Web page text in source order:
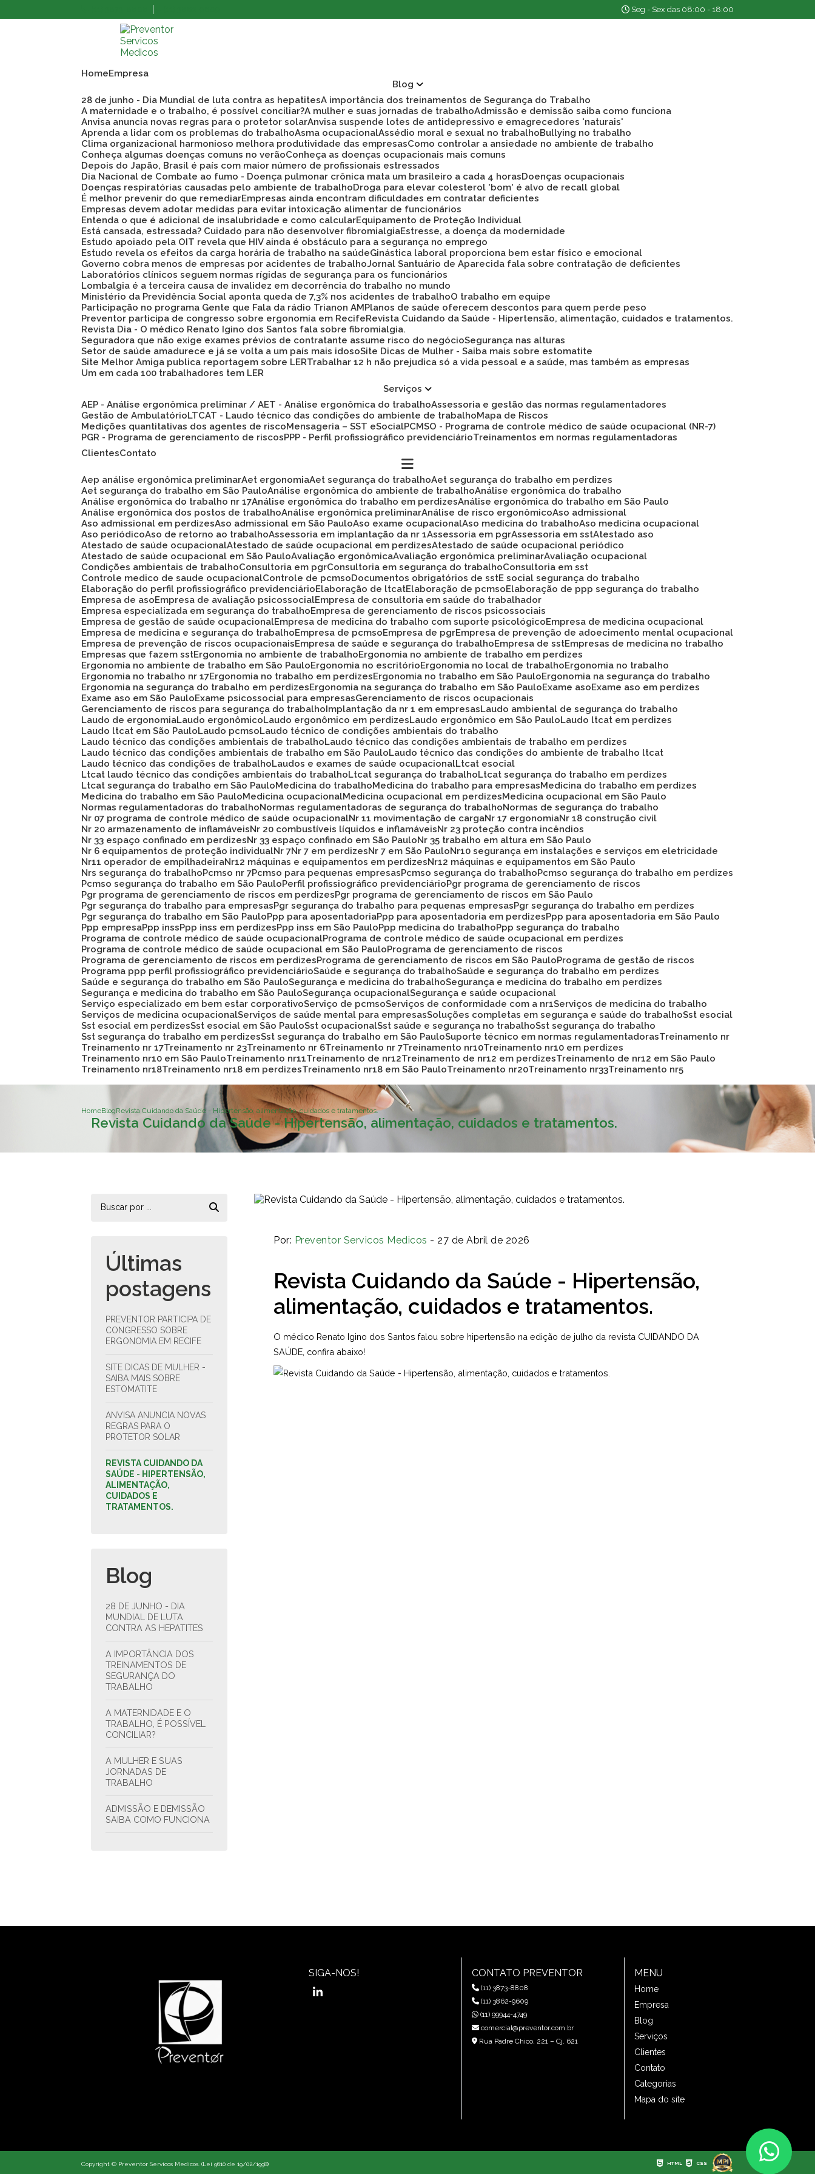
Seg - Sex das 08:00 - 18:00
Home
Empresa
Blog
28 de junho - Dia Mundial de luta contra as hepatites
A importância dos treinamentos de Segurança do Trabalho
A maternidade e o trabalho, é possível conciliar?
A mulher e suas jornadas de trabalho Admissão e demissão saiba como funciona
Anvisa anuncia novas regras para o protetor solar Anvisa suspende lotes de antidepressivo e emagrecedores 'naturais'
Aprenda a lidar com os problemas do trabalho Asma ocupacional Assédio moral e sexual no trabalho
Bullying no trabalho
Clima organizacional harmonioso melhora produtividade das empresas
Como controlar a ansiedade no ambiente de trabalho
Conheça algumas doenças comuns no verão
Conheça as doenças ocupacionais mais comuns
Depois do Japão, Brasil é país com maior número de profissionais estressados
Dia Nacional de Combate ao fumo - Doença pulmonar crônica mata um brasileiro a cada 4 horas
Doenças ocupacionais
Doenças respiratórias causadas pelo ambiente de trabalho
Droga para elevar colesterol 'bom' é alvo de recall global
É melhor prevenir do que remediar Empresas ainda encontram dificuldades em contratar deficientes
Empresas devem adotar medidas para evitar intoxicação alimentar de funcionários
Entenda o que é adicional de insalubridade e como calcular Equipamento de Proteção Individual
Está cansada, estressada? Cuidado para não desenvolver fibromialgia Estresse, a doença da modernidade
Estudo apoiado pela OIT revela que HIV ainda é obstáculo para a segurança no emprego
Estudo revela os efeitos da carga horária de trabalho na saúde
Ginástica laboral proporciona bem estar físico e emocional
Governo cobra menos de empresas por acidentes de trabalho Jornal Santuário de Aparecida fala sobre contratação de deficientes
Laboratórios clínicos seguem normas rígidas de segurança para os funcionários
Lombalgia é a terceira causa de invalidez em decorrência do trabalho no mundo
Ministério da Previdência Social aponta queda de 7,3% nos acidentes de trabalho
O trabalho em equipe
Participação no programa Gente que Fala da rádio Trianon AM
Planos de saúde oferecem descontos para quem perde peso
Preventor participa de congresso sobre ergonomia em Recife
Revista Cuidando da Saúde - Hipertensão, alimentação, cuidados e tratamentos.
Revista Dia - O médico Renato Igino dos Santos fala sobre fibromialgia.
Seguradora que não exige exames prévios de contratante assume risco do negócio Segurança nas alturas
Setor de saúde amadurece e já se volta a um país mais idoso Site Dicas de Mulher - Saiba mais sobre estomatite
Site Melhor Amiga publica reportagem sobre LER
Trabalhar 12 h não prejudica só a vida pessoal e a saúde, mas também as empresas
Um em cada 100 trabalhadores tem LER
Serviços
AEP - Análise ergonômica preliminar / AET - Análise ergonômica do trabalho Assessoria e gestão das normas regulamentadores
Gestão de Ambulatório LTCAT - Laudo técnico das condições do ambiente de trabalho
Mapa de Riscos
Medições quantitativas dos agentes de risco
Mensageria – SST eSocial PCMSO - Programa de controle médico de saúde ocupacional (NR-7)
PGR - Programa de gerenciamento de riscos
PPP - Perfil profissiográfico previdenciário
Treinamentos em normas regulamentadoras
Clientes
Contato
Aep análise ergonômica preliminar Aet ergonomia Aet segurança do trabalho Aet segurança do trabalho em perdizes
Aet segurança do trabalho em São Paulo Análise ergonômica do ambiente de trabalho Análise ergonômica do trabalho
Análise ergonômica do trabalho nr 17 Análise ergonômica do trabalho em perdizes Análise ergonômica do trabalho em São Paulo
Análise ergonômica dos postos de trabalho Análise ergonômica preliminar Análise de risco ergonômico Aso admissional
Aso admissional em perdizes Aso admissional em São Paulo Aso exame ocupacional Aso medicina do trabalho Aso medicina ocupacional
Aso periódico Aso de retorno ao trabalho Assessoria em implantação da nr 1 Assessoria em pgr Assessoria em sst Atestado aso
Atestado de saúde ocupacional Atestado de saúde ocupacional em perdizes Atestado de saúde ocupacional periódico
Atestado de saúde ocupacional em São Paulo Avaliação ergonômica Avaliação ergonômica preliminar Avaliação ocupacional
Condições ambientais de trabalho
Consultoria em pgr Consultoria em segurança do trabalho
Consultoria em sst
Controle medico de saude ocupacional
Controle de pcmso Documentos obrigatórios de sst
E social segurança do trabalho
Elaboração do perfil profissiográfico previdenciário
Elaboração de ltcat Elaboração de pcmso
Elaboração de ppp segurança do trabalho
Empresa de aso
Empresa de avaliação psicossocial Empresa de consultoria em saúde do trabalhador
Empresa especializada em segurança do trabalho
Empresa de gerenciamento de riscos psicossociais
Empresa de gestão de saúde ocupacional Empresa de medicina do trabalho com suporte psicológico
Empresa de medicina ocupacional
Empresa de medicina e segurança do trabalho
Empresa de pcmso Empresa de pgr Empresa de prevenção de adoecimento mental ocupacional
Empresa de prevenção de riscos ocupacionais
Empresa de saúde e segurança do trabalho Empresa de sst Empresas de medicina no trabalho
Empresas que fazem sst Ergonomia no ambiente de trabalho
Ergonomia no ambiente de trabalho em perdizes
Ergonomia no ambiente de trabalho em São Paulo
Ergonomia no escritório Ergonomia no local de trabalho
Ergonomia no trabalho
Ergonomia no trabalho nr 17 Ergonomia no trabalho em perdizes Ergonomia no trabalho em São Paulo
Ergonomia na segurança do trabalho
Ergonomia na segurança do trabalho em perdizes
Ergonomia na segurança do trabalho em São Paulo Exame aso Exame aso em perdizes
Exame aso em São Paulo Exame psicossocial para empresas
Gerenciamento de riscos ocupacionais
Gerenciamento de riscos para segurança do trabalho Implantação da nr 1 em empresas
Laudo ambiental de segurança do trabalho
Laudo de ergonomia Laudo ergonômico Laudo ergonômico em perdizes Laudo ergonômico em São Paulo
Laudo ltcat em perdizes
Laudo ltcat em São Paulo
Laudo pcmso
Laudo técnico de condições ambientais do trabalho
Laudo técnico das condições ambientais de trabalho
Laudo técnico das condições ambientais de trabalho em perdizes
Laudo técnico das condições ambientais de trabalho em São Paulo
Laudo técnico das condições do ambiente de trabalho ltcat
Laudo técnico das condições de trabalho
Laudos e exames de saúde ocupacional Ltcat esocial
Ltcat laudo técnico das condições ambientais do trabalho
Ltcat segurança do trabalho
Ltcat segurança do trabalho em perdizes
Ltcat segurança do trabalho em São Paulo
Medicina do trabalho Medicina do trabalho para empresas
Medicina do trabalho em perdizes
Medicina do trabalho em São Paulo
Medicina ocupacional Medicina ocupacional em perdizes
Medicina ocupacional em São Paulo
Normas regulamentadoras do trabalho
Normas regulamentadoras de segurança do trabalho
Normas de segurança do trabalho
Nr 07 programa de controle médico de saúde ocupacional
Nr 11 movimentação de carga Nr 17 ergonomia
Nr 18 construção civil
Nr 20 armazenamento de inflamáveis
Nr 20 combustíveis líquidos e inflamáveis
Nr 23 proteção contra incêndios
Nr 33 espaço confinado em perdizes
Nr 33 espaço confinado em São Paulo
Nr 35 trabalho em altura em São Paulo
Nr 6 equipamentos de proteção individual
Nr 7 Nr 7 em perdizes Nr 7 em São Paulo
Nr10 segurança em instalações e serviços em eletricidade
Nr11 operador de empilhadeira
Nr12 máquinas e equipamentos em perdizes
Nr12 máquinas e equipamentos em São Paulo
Nrs segurança do trabalho
Pcmso nr 7 Pcmso para pequenas empresas Pcmso segurança do trabalho
Pcmso segurança do trabalho em perdizes
Pcmso segurança do trabalho em São Paulo
Perfil profissiográfico previdenciário
Pgr programa de gerenciamento de riscos
Pgr programa de gerenciamento de riscos em perdizes
Pgr programa de gerenciamento de riscos em São Paulo
Pgr segurança do trabalho para empresas
Pgr segurança do trabalho para pequenas empresas
Pgr segurança do trabalho em perdizes
Pgr segurança do trabalho em São Paulo
Ppp para aposentadoria Ppp para aposentadoria em perdizes
Ppp para aposentadoria em São Paulo
Ppp empresa Ppp inss Ppp inss em perdizes Ppp inss em São Paulo Ppp medicina do trabalho
Ppp segurança do trabalho
Programa de controle médico de saúde ocupacional Programa de controle médico de saúde ocupacional em perdizes
Programa de controle médico de saúde ocupacional em São Paulo
Programa de gerenciamento de riscos
Programa de gerenciamento de riscos em perdizes
Programa de gerenciamento de riscos em São Paulo
Programa de gestão de riscos
Programa ppp perfil profissiográfico previdenciário Saúde e segurança do trabalho Saúde e segurança do trabalho em perdizes
Saúde e segurança do trabalho em São Paulo Segurança e medicina do trabalho Segurança e medicina do trabalho em perdizes
Segurança e medicina do trabalho em São Paulo Segurança ocupacional Segurança e saúde ocupacional
Serviço especializado em bem estar corporativo Serviço de pcmso Serviços de conformidade com a nr1 Serviços de medicina do trabalho
Serviços de medicina ocupacional Serviços de saúde mental para empresas Soluções completas em segurança e saúde do trabalho Sst esocial
Sst esocial em perdizes Sst esocial em São Paulo Sst ocupacional Sst saúde e segurança no trabalho Sst segurança do trabalho
Sst segurança do trabalho em perdizes Sst segurança do trabalho em São Paulo Suporte técnico em normas regulamentadoras
Treinamento nr
Treinamento nr 17
Treinamento nr 23 Treinamento nr 6 Treinamento nr 7 Treinamento nr10
Treinamento nr10 em perdizes
Treinamento nr10 em São Paulo
Treinamento nr11 Treinamento de nr12 Treinamento de nr12 em perdizes
Treinamento de nr12 em São Paulo
Treinamento nr18
Treinamento nr18 em perdizes Treinamento nr18 em São Paulo Treinamento nr20 Treinamento nr33 Treinamento nr5
HomeBlogRevista Cuidando da Saúde - Hipertensão, alimentação, cuidados e tratamentos.
Revista Cuidando da Saúde - Hipertensão, alimentação, cuidados e tratamentos.
Últimas
postagens
PREVENTOR PARTICIPA DE
CONGRESSO SOBRE
ERGONOMIA EM RECIFE
SITE DICAS DE MULHER -
SAIBA MAIS SOBRE
ESTOMATITE
ANVISA ANUNCIA NOVAS
REGRAS PARA O
PROTETOR SOLAR
REVISTA CUIDANDO DA
SAÚDE - HIPERTENSÃO,
ALIMENTAÇÃO,
CUIDADOS E
TRATAMENTOS.
Blog
28 DE JUNHO - DIA
MUNDIAL DE LUTA
CONTRA AS HEPATITES
A IMPORTÂNCIA DOS
TREINAMENTOS DE
SEGURANÇA DO
TRABALHO
A MATERNIDADE E O
TRABALHO, É POSSÍVEL
CONCILIAR?
A MULHER E SUAS
JORNADAS DE
TRABALHO
ADMISSÃO E DEMISSÃO
SAIBA COMO FUNCIONA
EMAGRECEDORES
ASMA OCUPACIONAL
SEXUAL NO TRABALHO
Por: Preventor Servicos Medicos - 27 de Abril de 2026
Revista Cuidando da Saúde - Hipertensão,
alimentação, cuidados e tratamentos.
O médico Renato Igino dos Santos falou sobre hipertensão na edição de julho da revista CUIDANDO DA
SAÚDE, confira abaixo!
SIGA-NOS! CONTATO PREVENTOR
(11) 3873-8808
(11) 3862-9609
(11) 99944-4749
comercial@preventor.com.br
Rua Padre Chico, 221 – Cj. 621
MENU
Home
Empresa
Blog
Serviços
Clientes
Contato
Categorias
Mapa do site
Copyright © Preventor Servicos Medicos. (Lei 9610 de 19/02/1998) HTML CSS